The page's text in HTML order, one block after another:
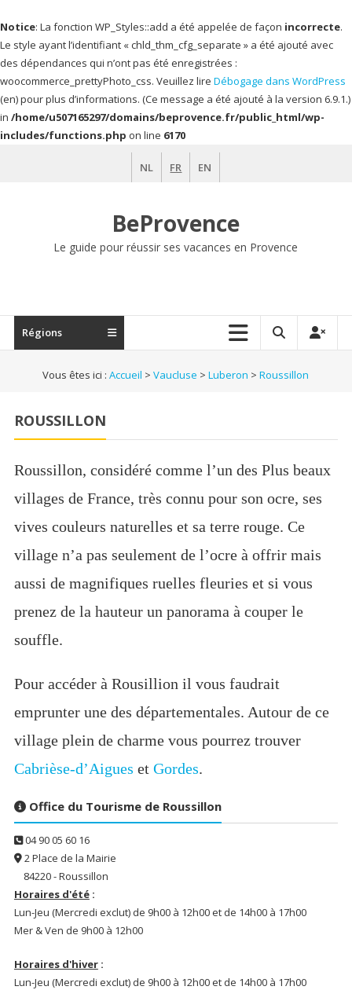
Notice: La fonction WP_Styles::add a été appelée de façon incorrecte.
Le style ayant l’identifiant « chld_thm_cfg_separate » a été ajouté avec
des dépendances qui n’ont pas été enregistrées :
woocommerce_prettyPhoto_css. Veuillez lire Débogage dans WordPress
(en) pour plus d’informations. (Ce message a été ajouté à la version 6.9.1.)
in /home/u507165297/domains/beprovence.fr/public_html/wp-
includes/functions.php on line 6170
NL FR EN
BeProvence
Le guide pour réussir ses vacances en Provence
Régions
Vous êtes ici :Accueil >Vaucluse >Luberon >Roussillon
ROUSSILLON
Roussillon, considéré comme l’un des Plus beaux
villages de France, très connu pour son ocre, ses
vives couleurs naturelles et sa terre rouge. Ce
village n’a pas seulement de l’ocre à offrir mais
aussi de magnifiques ruelles fleuries et si vous
prenez de la hauteur un panorama à couper le
souffle.
Pour accéder à Rousillion il vous faudrait
emprunter une des départementales. Autour de ce
village plein de charme vous pourrez trouver
Cabrièse-d’Aigues et Gordes.
Office du Tourisme de Roussillon
04 90 05 60 16
2 Place de la Mairie
84220 - Roussillon
Horaires d'été:
Lun-Jeu (Mercredi exclut) de 9h00 à 12h00 et de 14h00 à 17h00
Mer & Ven de 9h00 à 12h00
Horaires d'hiver:
Lun-Jeu (Mercredi exclut) de 9h00 à 12h00 et de 14h00 à 17h00